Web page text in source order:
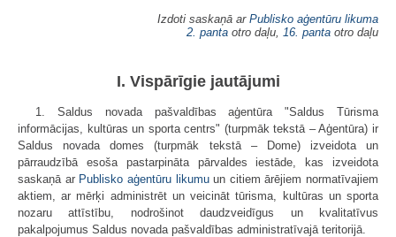
Izdoti saskaņā ar Publisko aģentūru likuma
2. panta otro daļu, 16. panta otro daļu
I. Vispārīgie jautājumi
1. Saldus novada pašvaldības aģentūra "Saldus Tūrisma
informācijas, kultūras un sporta centrs" (turpmāk tekstā – Aģentūra) ir
Saldus novada domes (turpmāk tekstā – Dome) izveidota un
pārraudzībā esoša pastarpināta pārvaldes iestāde, kas izveidota
saskaņā ar Publisko aģentūru likumuun citiem ārējiem normatīvajiem
aktiem, ar mērķi administrēt un veicināt tūrisma, kultūras un sporta
nozaru attīstību, nodrošinot daudzveidīgus un kvalitatīvus
pakalpojumus Saldus novada pašvaldības administratīvajā teritorijā.